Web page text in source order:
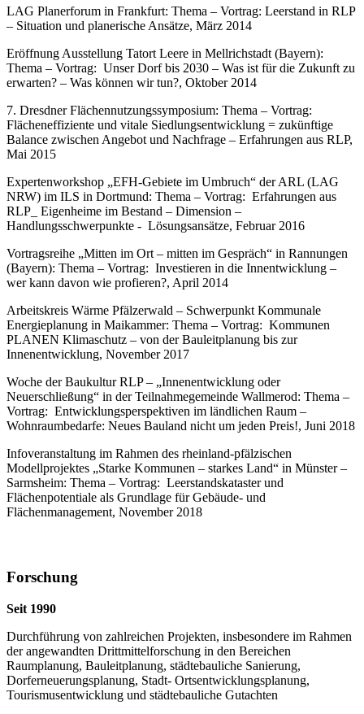
LAG Planerforum in Frankfurt: Thema – Vortrag: Leerstand in RLP
– Situation und planerische Ansätze, März 2014
Eröffnung Ausstellung Tatort Leere in Mellrichstadt (Bayern):
Thema – Vortrag: Unser Dorf bis 2030 – Was ist für die Zukunft zu
erwarten? – Was können wir tun?, Oktober 2014
7. Dresdner Flächennutzungssymposium: Thema – Vortrag:
Flächeneffiziente und vitale Siedlungsentwicklung = zukünftige
Balance zwischen Angebot und Nachfrage – Erfahrungen aus RLP,
Mai 2015
Expertenworkshop „EFH-Gebiete im Umbruch“ der ARL (LAG
NRW) im ILS in Dortmund: Thema – Vortrag: Erfahrungen aus
RLP_ Eigenheime im Bestand – Dimension –
Handlungsschwerpunkte - Lösungsansätze, Februar 2016
Vortragsreihe „Mitten im Ort – mitten im Gespräch“ in Rannungen
(Bayern): Thema – Vortrag: Investieren in die Innentwicklung –
wer kann davon wie profieren?, April 2014
Arbeitskreis Wärme Pfälzerwald – Schwerpunkt Kommunale
Energieplanung in Maikammer: Thema – Vortrag: Kommunen
PLANEN Klimaschutz – von der Bauleitplanung bis zur
Innenentwicklung, November 2017
Woche der Baukultur RLP – „Innenentwicklung oder
Neuerschließung“ in der Teilnahmegemeinde Wallmerod: Thema –
Vortrag: Entwicklungsperspektiven im ländlichen Raum –
Wohnraumbedarfe: Neues Bauland nicht um jeden Preis!, Juni 2018
Infoveranstaltung im Rahmen des rheinland-pfälzischen
Modellprojektes „Starke Kommunen – starkes Land“ in Münster –
Sarmsheim: Thema – Vortrag: Leerstandskataster und
Flächenpotentiale als Grundlage für Gebäude- und
Flächenmanagement, November 2018
Forschung
Seit 1990
Durchführung von zahlreichen Projekten, insbesondere im Rahmen
der angewandten Drittmittelforschung in den Bereichen
Raumplanung, Bauleitplanung, städtebauliche Sanierung,
Dorferneuerungsplanung, Stadt- Ortsentwicklungsplanung,
Tourismusentwicklung und städtebauliche Gutachten